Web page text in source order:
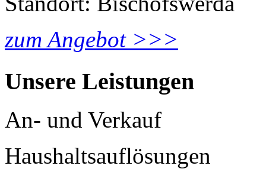
zum Angebot >>>
Unsere Leistungen
An- und Verkauf
Haushaltsauflösungen